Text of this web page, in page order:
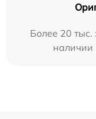
Более 20 тыс.
наличии